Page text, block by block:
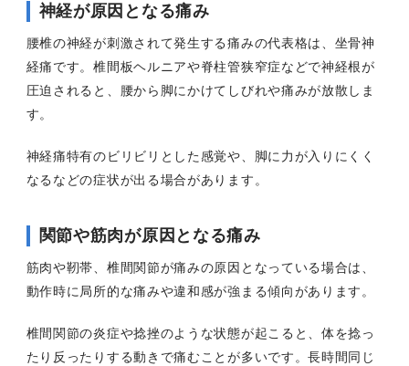
神経が原因となる痛み
腰椎の神経が刺激されて発生する痛みの代表格は、坐骨神
経痛です。椎間板ヘルニアや脊柱管狭窄症などで神経根が
圧迫されると、腰から脚にかけてしびれや痛みが放散しま
す。
神経痛特有のビリビリとした感覚や、脚に力が入りにくく
なるなどの症状が出る場合があります。
関節や筋肉が原因となる痛み
筋肉や靭帯、椎間関節が痛みの原因となっている場合は、
動作時に局所的な痛みや違和感が強まる傾向があります。
椎間関節の炎症や捻挫のような状態が起こると、体を捻っ
たり反ったりする動きで痛むことが多いです。長時間同じ